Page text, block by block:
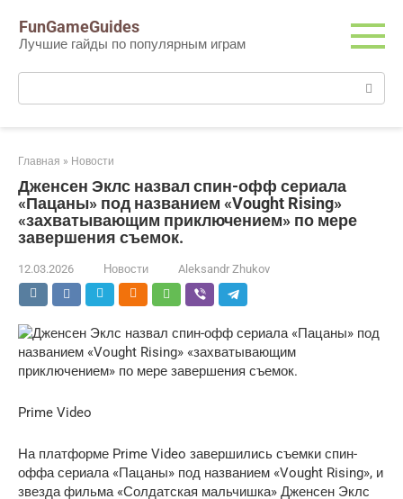
контенту
FunGameGuides
Лучшие гайды по популярным играм
Поиск:
Главная » Новости
Дженсен Эклс назвал спин-офф сериала
«Пацаны» под названием «Vought Rising»
«захватывающим приключением» по мере
завершения съемок.
12.03.2026 Новости Aleksandr Zhukov
Prime Video
На платформе Prime Video завершились съемки спин-
оффа сериала «Пацаны» под названием «Vought Rising», и
звезда фильма «Солдатская мальчишка» Дженсен Эклс